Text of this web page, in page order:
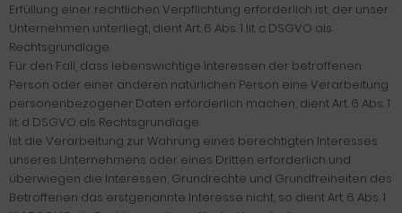
Erfüllung einer rechtlichen Verpflichtung erforderlich ist, der unser
Unternehmen unterliegt, dient Art. 6 Abs. 1 lit. c DSGVO als
Rechtsgrundlage.
Für den Fall, dass lebenswichtige Interessen der betroffenen
Person oder einer anderen natürlichen Person eine Verarbeitung
personenbezogener Daten erforderlich machen, dient Art. 6 Abs. 1
lit. d DSGVO als Rechtsgrundlage.
Ist die Verarbeitung zur Wahrung eines berechtigten Interesses
unseres Unternehmens oder eines Dritten erforderlich und
überwiegen die Interessen, Grundrechte und Grundfreiheiten des
Betroffenen das erstgenannte Interesse nicht, so dient Art. 6 Abs. 1